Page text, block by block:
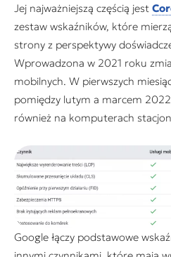
Jej najważniejszą częścią jest
zestaw wskaźników, które
strony z perspektywy
Wprowadzona w 2021 roku
mobilnych. W pierwszych
pomiędzy lutym a marcem
również na komputerach
Google łączy podstawowe